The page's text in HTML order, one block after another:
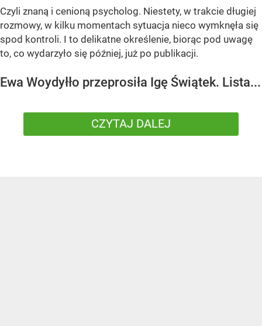
Czyli znaną i cenioną psycholog. Niestety, w trakcie długiej
rozmowy, w kilku momentach sytuacja nieco wymknęła się
spod kontroli. I to delikatne określenie, biorąc pod uwagę
to, co wydarzyło się później, już po publikacji.
Ewa Woydyłło przeprosiła Igę Świątek. Lista...
CZYTAJ DALEJ